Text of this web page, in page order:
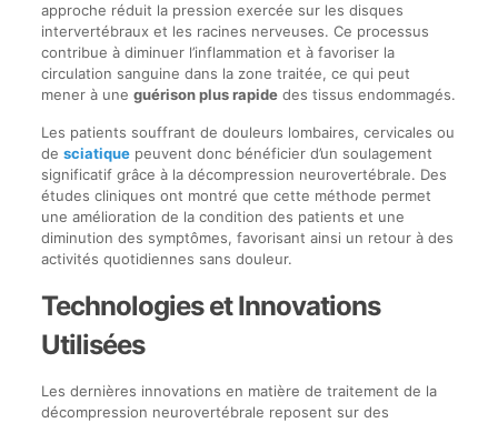
approche réduit la pression exercée sur les disques
intervertébraux et les racines nerveuses. Ce processus
contribue à diminuer l’inflammation et à favoriser la
circulation sanguine dans la zone traitée, ce qui peut
mener à une guérison plus rapidedes tissus endommagés.
Les patients souffrant de douleurs lombaires, cervicales ou
de sciatiquepeuvent donc bénéficier d’un soulagement
significatif grâce à la décompression neurovertébrale. Des
études cliniques ont montré que cette méthode permet
une amélioration de la condition des patients et une
diminution des symptômes, favorisant ainsi un retour à des
activités quotidiennes sans douleur.
Technologies et Innovations
Utilisées
Les dernières innovations en matière de traitement de la
décompression neurovertébrale reposent sur des